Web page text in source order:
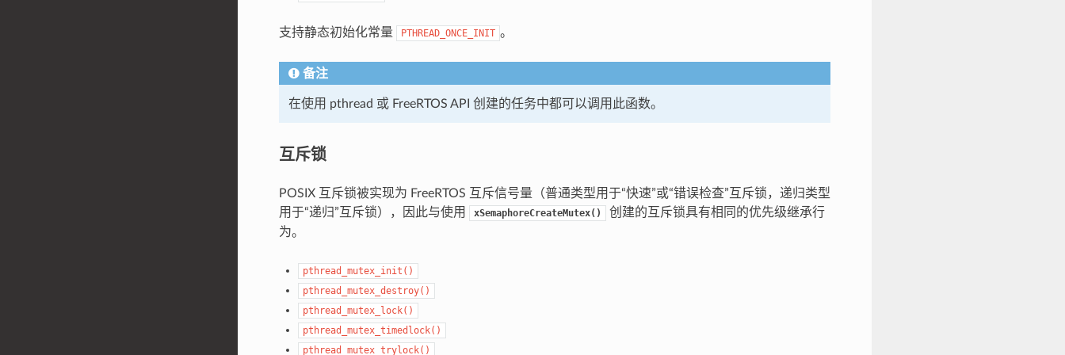
支持静态初始化常量 PTHREAD_ONCE_INIT 。
备注
在使用 pthread 或 FreeRTOS API 创建的任务中都可以调用此函数。
互斥锁
POSIX 互斥锁被实现为 FreeRTOS 互斥信号量（普通类型用于“快速”或“错误检查”互斥锁，递归类型
用于“递归”互斥锁），因此与使用
xSemaphoreCreateMutex()
创建的互斥锁具有相同的优先级继承行
为。
pthread_mutex_init()
pthread_mutex_destroy()
pthread_mutex_lock()
pthread_mutex_timedlock()
pthread_mutex_trylock()